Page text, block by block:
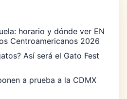
horario y dónde ver EN
Centroamericanos 2026
Así será el Gato Fest
a prueba a la CDMX